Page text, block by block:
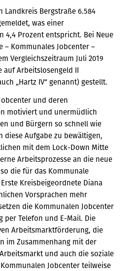
Landkreis Bergstraße 6.584
was einer
4,4 Prozent entspricht. Bei Neue
– Kommunales Jobcenter –
Vergleichszeitraum Juli 2019
auf Arbeitslosengeld II
„Hartz IV“ genannt) gestellt.
und deren
motiviert und unermüdlich
und Bürgern so schnell wie
diese Aufgabe zu bewältigen,
mit dem Lock-Down Mitte
Arbeitsprozesse an die neue
die für das Kommunale
Kreisbeigeordnete Diana
Vorsprachen mehr
die Kommunalen Jobcenter
per Telefon und E-Mail. Die
Arbeitsmarktförderung, die
im Zusammenhang mit der
und auch die soziale
Jobcenter teilweise